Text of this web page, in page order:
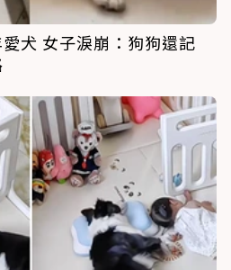
犬 女子淚崩：狗狗還記